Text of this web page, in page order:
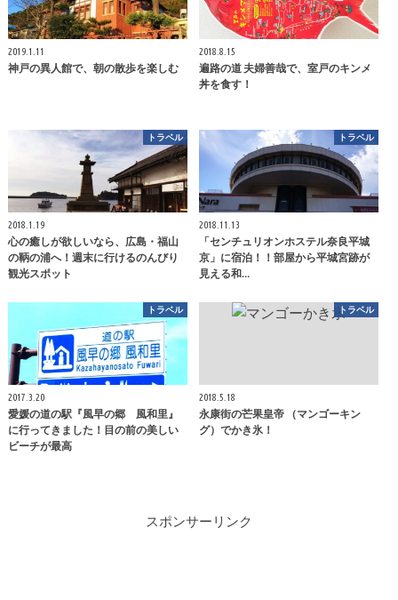
2019.1.11
神戸の異人館で、朝の散歩を楽しむ
2018.8.15
遍路の道 夫婦善哉で、室戸のキンメ
丼を食す！
トラベル
2018.1.19
心の癒しが欲しいなら、広島・福山
の鞆の浦へ！週末に行けるのんびり
観光スポット
トラベル
2018.11.13
「センチュリオンホステル奈良平城
京」に宿泊！！部屋から平城宮跡が
見える和…
トラベル
2017.3.20
愛媛の道の駅『風早の郷 風和里』
に行ってきました！目の前の美しい
ビーチが最高
トラベル
2018.5.18
永康街の芒果皇帝 （マンゴーキン
グ）でかき氷！
スポンサーリンク